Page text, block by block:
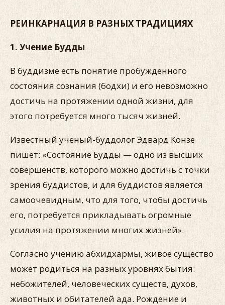
РЕИНКАРНАЦИЯ В РАЗНЫХ ТРАДИЦИЯХ
1. Учение Будды
В буддизме есть понятие пробужденного
состояния сознания (бодхи) и его невозможно
достичь на протяжении одной жизни, для
этого потребуется много тысяч жизней.
Известный учёный-буддолог Эдвард Конзе
пишет: «Состояние Будды — одно из высших
совершенств, которого можно достичь с точки
зрения буддистов, и для буддистов является
самоочевидным, что для того, чтобы достичь
его, потребуется прикладывать огромные
усилия на протяжении многих жизней».
Согласно учению абхидхармы, живое существо
может родиться на разных уровнях бытия:
небожителей, человеческих существ, духов,
животных и обитателей ада. Рождение и